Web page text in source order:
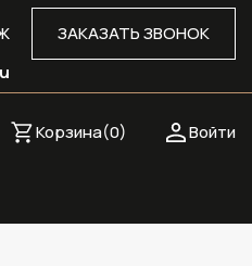
ЗАКАЗАТЬ ЗВОНОК
Войти
Корзина(0)